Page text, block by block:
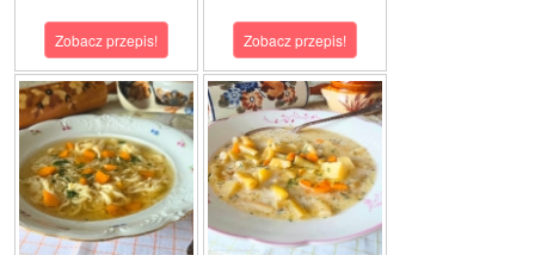
Zobacz przepis! Zobacz przepis!